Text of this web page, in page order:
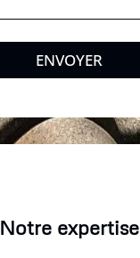
ENVOYER
Notre expertise